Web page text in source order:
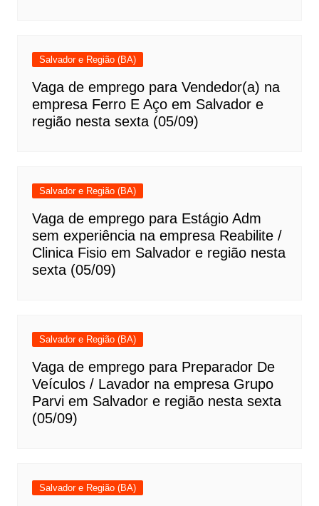
Salvador e Região (BA)
Vaga de emprego para Vendedor(a) na
empresa Ferro E Aço em Salvador e
região nesta sexta (05/09)
Salvador e Região (BA)
Vaga de emprego para Estágio Adm
sem experiência na empresa Reabilite /
Clinica Fisio em Salvador e região nesta
sexta (05/09)
Salvador e Região (BA)
Vaga de emprego para Preparador De
Veículos / Lavador na empresa Grupo
Parvi em Salvador e região nesta sexta
(05/09)
Salvador e Região (BA)